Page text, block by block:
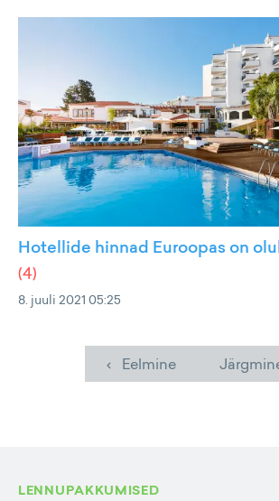
Hotellide hinnad Euroopas on
(4)
8. juuli 2021 05:25
‹ Eelmine
LENNUPAKKUMISED